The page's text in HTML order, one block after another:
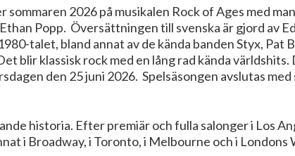
2026 på musikalen Rock of Ages med
Popp. Översättningen till svenska är gjord av
talet, bland annat av de kända banden Styx, Pat
blir klassisk rock med en lång rad kända
den 25 juni 2026. Spelsäsongen avslutas
historia. Efter premiär och fulla salonger i Los
i Broadway, i Toronto, i Melbourne och i Londons